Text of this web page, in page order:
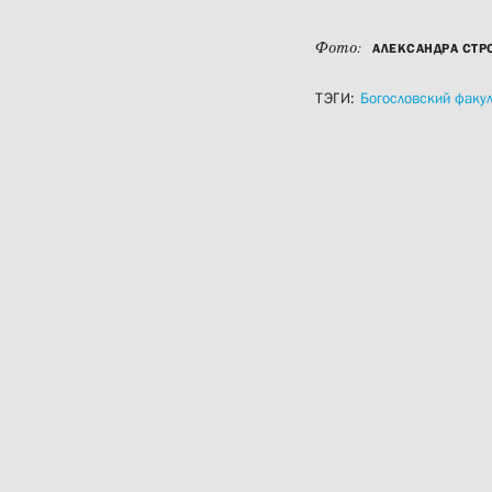
Фото: АЛЕКСАНДРА
ТЭГИ: Богословский